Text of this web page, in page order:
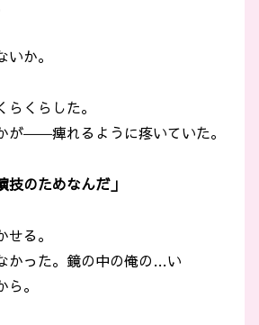
か。
くらした。
が――痺れるように疼いていた。
技のためなんだ」
る。
かった。鏡の中の俺の…い
。